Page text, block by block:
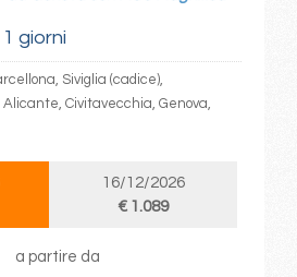
giorni
Siviglia (cadice),
Civitavecchia, Genova,
16/12/2026
€ 1.089
a partire da